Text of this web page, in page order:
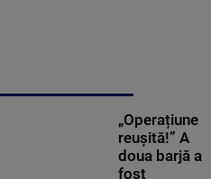
„Operațiune
reușită!” A
doua barjă a
fost